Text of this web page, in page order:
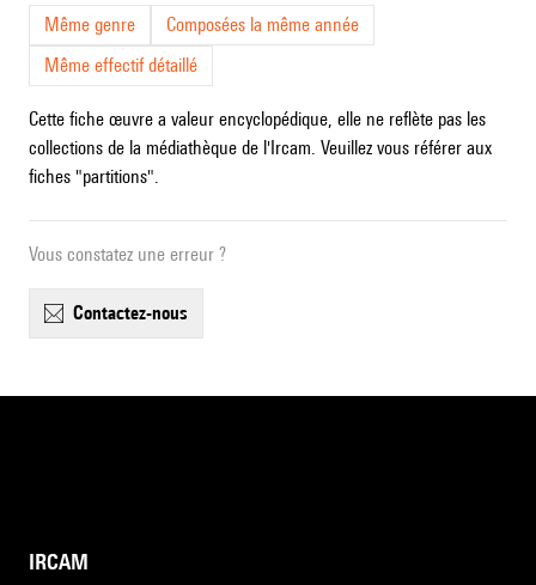
Même genre
Composées la même année
Même effectif détaillé
Cette fiche œuvre a valeur encyclopédique, elle ne reflète pas les
collections de la médiathèque de l'Ircam. Veuillez vous référer aux
fiches "partitions".
Vous constatez une erreur ?
contactez-nous
IRCAM